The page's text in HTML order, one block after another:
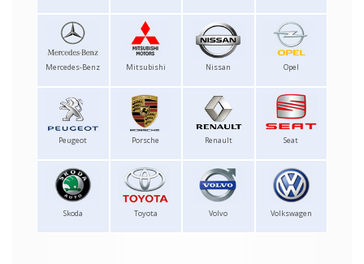
Mercedes-Benz Mitsubishi Nissan Opel
Peugeot Porsche Renault Seat
Skoda Toyota Volvo Volkswagen